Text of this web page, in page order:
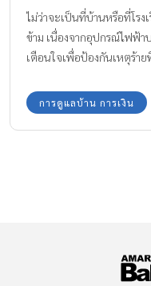
ไม่ว่าจะเป็นที่บ้านหรือที่โรง
ข้าม เนื่องจากอุปกรณ์ไฟฟ้า
เตือนใจเพื่อป้องกันเหตุร้า
การดูแลบ้าน การเงิน